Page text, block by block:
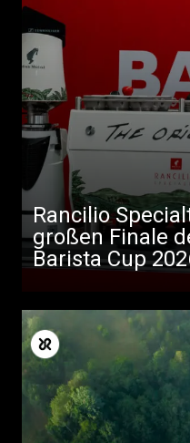
Rancilio
großen Finale
Barista Cup